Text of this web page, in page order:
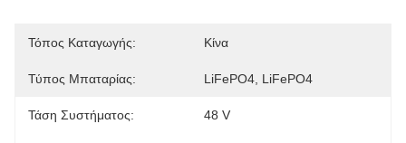
Τόπος Καταγωγής: Κίνα
Τύπος Μπαταρίας: LiFePO4, LiFePO4
Τάση Συστήματος: 48 V